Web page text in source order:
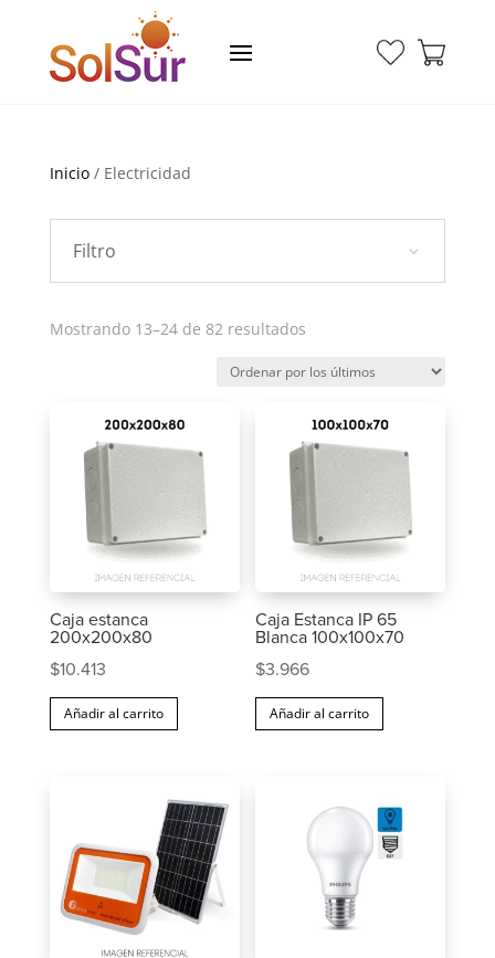
Inicio/ Electricidad
Filtro
Mostrando 13–24 de 82 resultadosOrdenado
los
Caja estanca
200x200x80
$10.413
Añadir al carrito
Caja Estanca IP 65
Blanca 100x100x70
$3.966
Añadir al carrito